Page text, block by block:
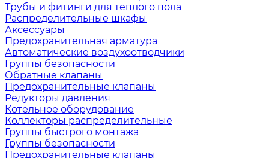
Трубы и фитинги для теплого пола
Распределительные шкафы
Аксессуары
Предохранительная арматура
Автоматические воздухоотводчики
Группы безопасности
Обратные клапаны
Предохранительные клапаны
Редукторы давления
Котельное оборудование
Коллекторы распределительные
Группы быстрого монтажа
Группы безопасности
Предохранительные клапаны